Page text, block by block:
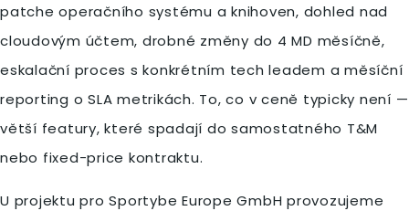
patche operačního systému a knihoven, dohled nad
cloudovým účtem, drobné změny do 4 MD měsíčně,
eskalační proces s konkrétním tech leadem a měsíční
reporting o SLA metrikách. To, co v ceně typicky není —
větší featury, které spadají do samostatného T&M
nebo fixed-price kontraktu.
U projektu pro Sportybe Europe GmbH provozujeme